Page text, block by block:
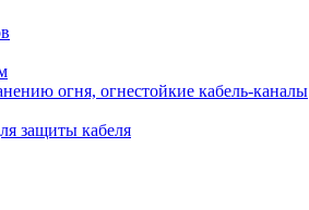
огня, огнестойкие кабель-каналы
защиты кабеля